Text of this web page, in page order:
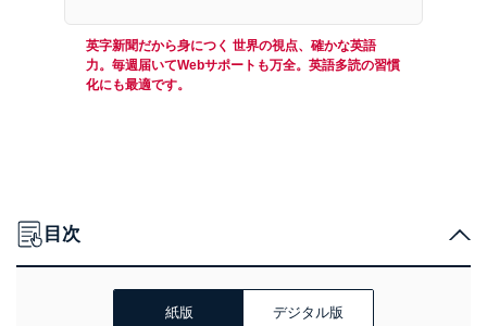
英字新聞だから身につく 世界の視点、確かな英語
力。毎週届いてWebサポートも万全。英語多読の習慣
化にも最適です。
目次
紙版 デジタル版